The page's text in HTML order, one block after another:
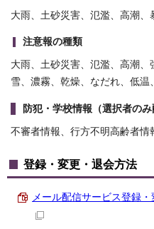
大雨、土砂災害、氾濫、高潮
注意報の種類
大雨、土砂災害、氾濫、高潮
雪、濃霧、乾燥、なだれ、低温
防犯・学校情報（選択者のみ
不審者情報、行方不明高齢者情
登録・変更・退会方法
メール配信サービス登録